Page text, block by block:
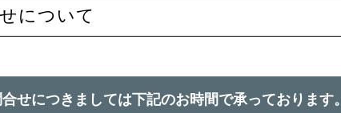
について
せにつきましては下記のお時間で承っております。